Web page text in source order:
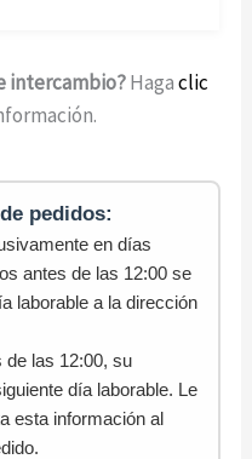
intercambio?Hagaclic
pedidos:
en días
antes de las 12:00 se
laborable a la dirección
de las 12:00, su
día laborable. Le
esta información al